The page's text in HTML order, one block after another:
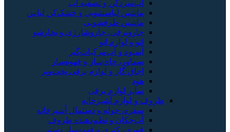
آب‌سردکن و تصفیه آب
ماشین لباسشویی و خشک‌کن لباس
ماشین ظرفشویی
جاروبرقی، جاروشارژی و بخارشو
اتو و لوازم اتو
آبمیوه و آب‌مرکبات‌گیر
سماور، چای‌ساز و قهوه‌ساز
اجاق گاز و لوازم برقی پخت‌وپز
هود
سایر لوازم برقی
ظروف و لوازم آشپزخانه
سفره، حوله و دستمال آشپزخانه
آب‌چکان و نظم‌دهنده ظروف
قوری، کتری و قهوه‌ساز دستی